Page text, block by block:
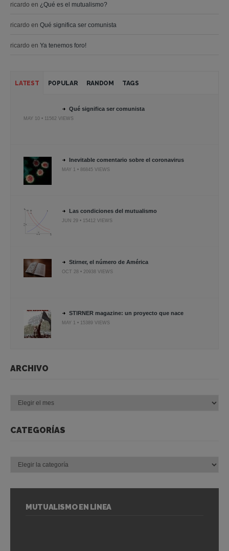
ricardo en ¿Qué es el mutualismo?
ricardo en Qué significa ser comunista
ricardo en Ya tenemos foro!
LATEST POPULAR RANDOM TAGS
Qué significa ser comunista
MAY 10 • 11562 VIEWS
Inevitable comentario sobre el coronavirus
MAY 1 • 86845 VIEWS
Las condiciones del mutualismo
JUN 29 • 15412 VIEWS
Stirner, el número de América
OCT 28 • 20938 VIEWS
STIRNER magazine: un proyecto que nace
MAY 1 • 15389 VIEWS
ARCHIVO
CATEGORÍAS
MUTUALISMO EN LÍNEA